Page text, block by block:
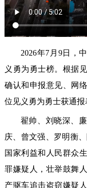
2026年7月9日，
义勇为勇士榜。根据
确认和申报意见、网
位见义勇为勇士获通报
翟帅、刘晓深、
庆、曾文强、罗明衡
国家利益和人民群众
罪嫌疑人，壮举鼓舞
产驱车追击盗窃嫌疑